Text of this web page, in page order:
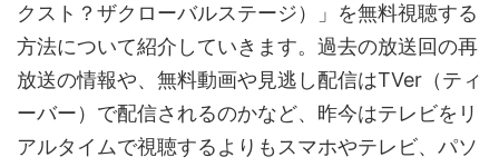
クスト？ザクローバルステージ）」を無料視聴する
方法について紹介していきます。過去の放送回の再
放送の情報や、無料動画や見逃し配信はTVer（ティ
ーバー）で配信されるのかなど、昨今はテレビをリ
アルタイムで視聴するよりもスマホやテレビ、パソ